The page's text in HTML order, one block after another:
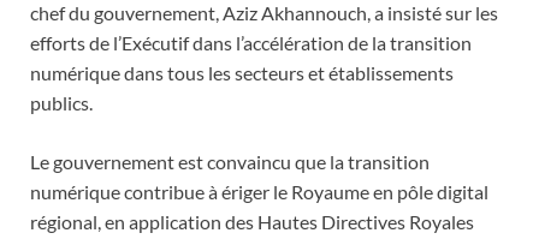
chef du gouvernement, Aziz Akhannouch, a insisté sur les
efforts de l’Exécutif dans l’accélération de la transition
numérique dans tous les secteurs et établissements
publics.
Le gouvernement est convaincu que la transition
numérique contribue à ériger le Royaume en pôle digital
régional, en application des Hautes Directives Royales